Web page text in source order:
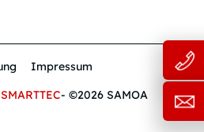
Impressum
SMARTTEC- ©2026 SAMOA